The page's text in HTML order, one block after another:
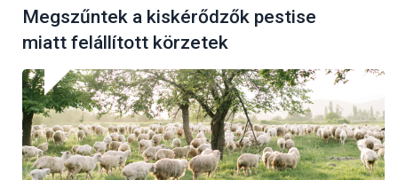
Megszűntek a kiskérődzők pestise
miatt felállított körzetek